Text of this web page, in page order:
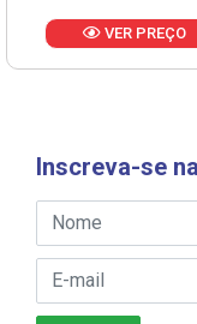
VER PREÇO
Inscreva-se